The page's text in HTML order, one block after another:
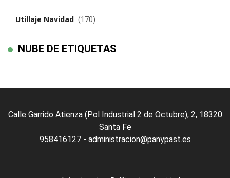
Utillaje Navidad (170)
NUBE DE ETIQUETAS
Calle Garrido Atienza (Pol Industrial 2 de Octubre), 2, 18320
Santa Fe
958416127 - administracion@panypast.es